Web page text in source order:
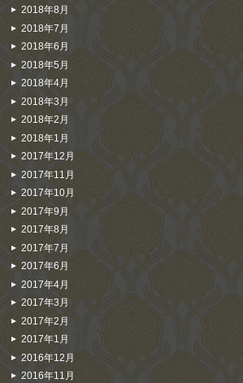
2018年8月
2018年7月
2018年6月
2018年5月
2018年4月
2018年3月
2018年2月
2018年1月
2017年12月
2017年11月
2017年10月
2017年9月
2017年8月
2017年7月
2017年6月
2017年4月
2017年3月
2017年2月
2017年1月
2016年12月
2016年11月